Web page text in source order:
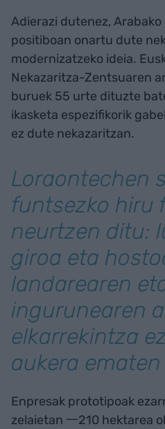
Adierazi dutenez,
positiboan onartu dute
modernizatzeko ideia.
Nekazaritza-Zentsuaren
buruek 55 urte dituzte
ikasketa espezifikorik
ez dute nekazaritzan.
Loraontechen
funtsezko hiru
neurtzen ditu:
giroa eta
landarearen
ingurunearen
elkarrekintza
aukera
Enpresak prototipoak
zelaietan 一210 hektarea